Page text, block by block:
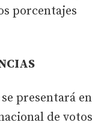
porcentajes
presentará en
de votos